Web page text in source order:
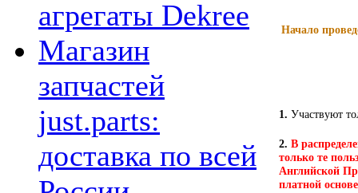
агрегаты Dekree
Магазин
запчастей
just.parts:
доставка по всей
Начало
1. Участвуют
2. В
только те
Английской
платной